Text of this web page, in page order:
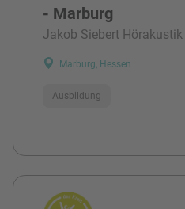
- Marburg
Jakob Siebert Hörakustik
Marburg, Hessen
Ausbildung